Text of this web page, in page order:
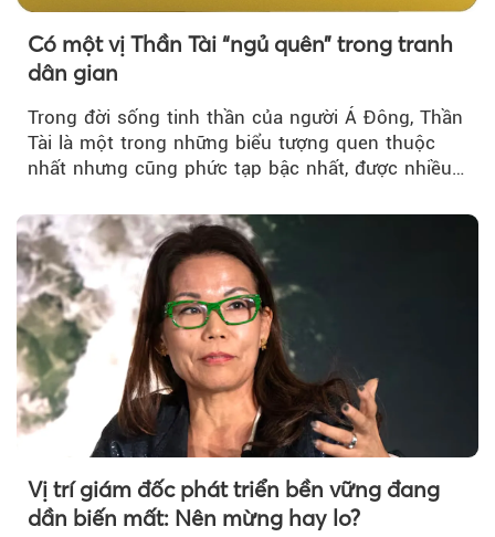
Có một vị Thần Tài “ngủ quên” trong tranh
dân gian
Trong đời sống tinh thần của người Á Đông, Thần
Tài là một trong những biểu tượng quen thuộc
nhất nhưng cũng phức tạp bậc nhất, được nhiều
Vị trí giám đốc phát triển bền vững đang
dần biến mất: Nên mừng hay lo?